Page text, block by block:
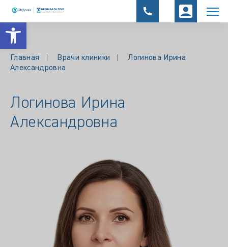
Открыть панель инструментов
Главная Врачи клиники
Логинова Ирина
Александровна
Логинова Ирина
Александровна